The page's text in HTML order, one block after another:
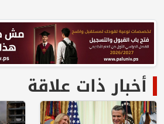
أخبار ذات علاقة